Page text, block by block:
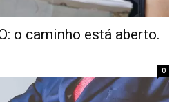
o caminho está aberto.
0